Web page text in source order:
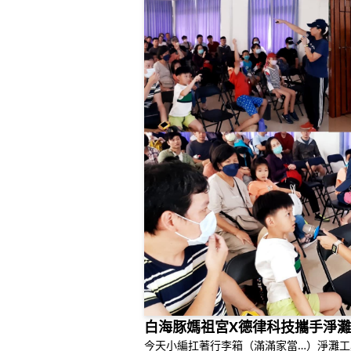
白海豚媽祖宮X德律科技攜手淨灘
今天小編扛著行李箱（滿滿家當…）淨灘